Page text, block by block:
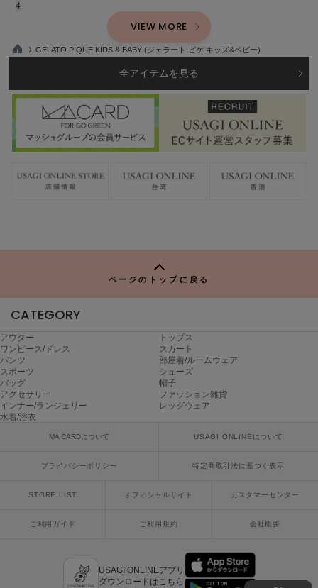
4
VIEW MORE
GELATO PIQUE KIDS & BABY (ジェラート ピケ キッズ&ベビー)
全アイテムを見る
ページのトップに戻る
CATEGORY
アウター
トップス
ワンピース/ドレス
スカート
パンツ
部屋着/ルームウェア
スポーツ
シューズ
バッグ
帽子
アクセサリー
ファッション雑貨
インナー/ランジェリー
レッグウェア
水着/浴衣
MA CARDについて USAGI ONLINEについて
プライバシーポリシー 特定商取引法に基づく表示
STORE LIST オフィシャルサイト カスタマーセンター
ご利用ガイド ご利用規約 会社概要
USAGI ONLINEアプリ
ダウンロードはこちら